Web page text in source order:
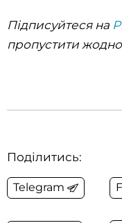
Підписуйтеся на
пропустити
Поділитись:
Telegram